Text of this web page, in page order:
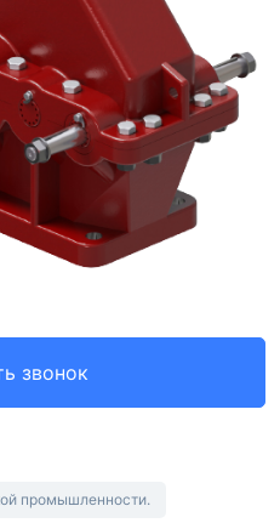
звонок
промышленности.